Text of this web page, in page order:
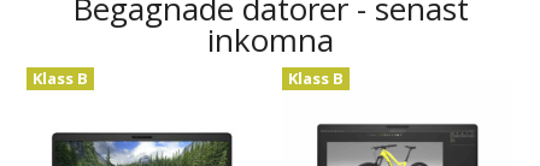
inkomna
Klass B Klass B